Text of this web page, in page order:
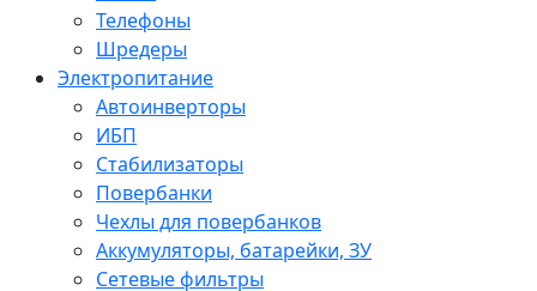
Телефоны
Шредеры
Электропитание
Автоинверторы
ИБП
Стабилизаторы
Повербанки
Чехлы для повербанков
Аккумуляторы, батарейки, ЗУ
Сетевые фильтры